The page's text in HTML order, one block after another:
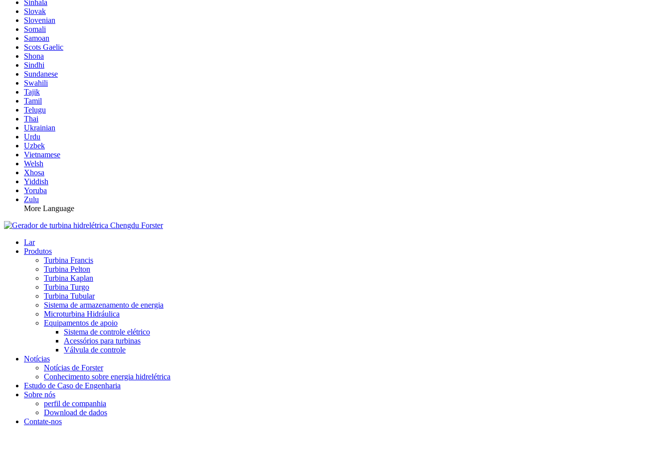
Sinhala
Slovak
Slovenian
Somali
Samoan
Scots Gaelic
Shona
Sindhi
Sundanese
Swahili
Tajik
Tamil
Telugu
Thai
Ukrainian
Urdu
Uzbek
Vietnamese
Welsh
Xhosa
Yiddish
Yoruba
Zulu
More Language
Lar
Produtos
Turbina Francis
Turbina Pelton
Turbina Kaplan
Turbina Turgo
Turbina Tubular
Sistema de armazenamento de energia
Microturbina Hidráulica
Equipamentos de apoio
Sistema de controle elétrico
Acessórios para turbinas
Válvula de controle
Notícias
Notícias de Forster
Conhecimento sobre energia hidrelétrica
Estudo de Caso de Engenharia
Sobre nós
perfil de companhia
Download de dados
Contate-nos